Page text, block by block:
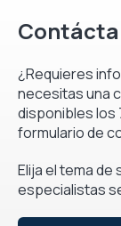
¿Requieres
necesitas una
disponibles los
formulario de
Elija el tema de
especialistas